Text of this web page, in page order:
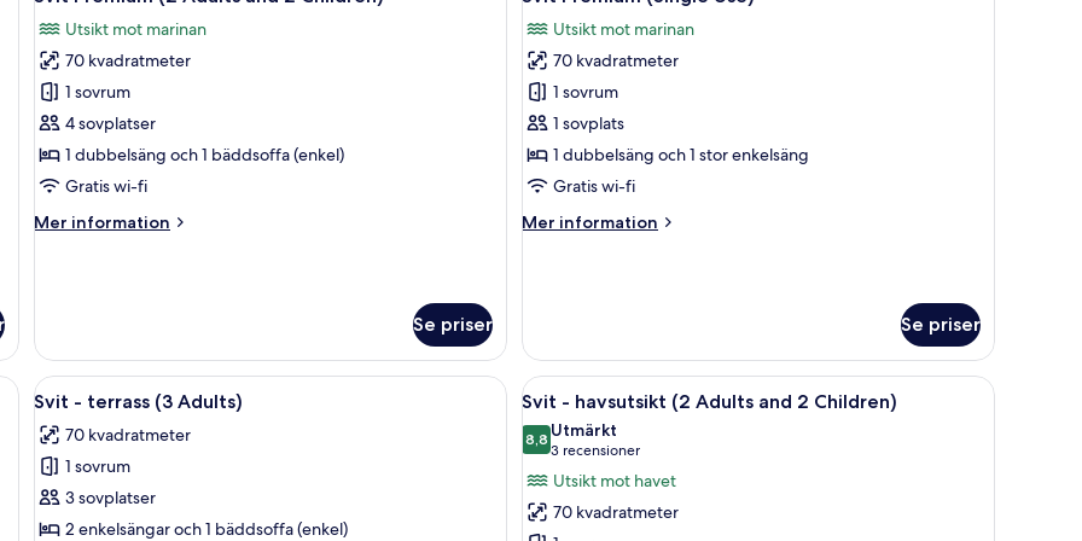
alla
foton
för
Svit
Premium
(2
Adults
2
Utsikt mot marinan
70 kvadratmeter
1 sovrum
4 sovplatser
1 dubbelsäng och 1 bäddsoffa (enkel)
Gratis wi-fi
Mer information
Mer
Adults
and
2
Se priser
alla
foton
för
Svit
Premium
(Single
Use)
Utsikt mot marinan
70 kvadratmeter
1 sovrum
1 sovplats
1 dubbelsäng och 1 stor enkelsäng
Gratis wi-fi
Mer information
Mer
Use)
Se priser
sängkläder, ett runt träbord med en grön vas, en flätad stol och en vägglampa.
Öppna
alla
foton
för
Svit
-
En snyggt bäddad säng med randiga sängkläder, ett runt träbord med en grön vas, en flätad stol och en
9
Svit - terrass (3 Adults)
70 kvadratmeter
1 sovrum
3 sovplatser
2 enkelsängar och 1 bäddsoffa (enkel)
Öppna
alla
foton
för
Svit
-
Ett modernt vardagsrum med en soffa, en
22
Svit - havsutsikt (2 Adults and 2 Children)
8,88,8 av 10
Utmärkt
3 recensioner
(3 recensioner)
Utsikt mot havet
70 kvadratmeter